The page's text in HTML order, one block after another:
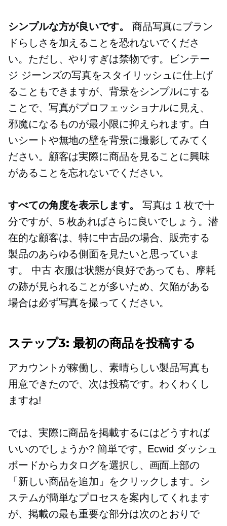
シンプルな方が良いです。
商品写真にブラン
ドらしさを加えることを恐れないでくださ
い。ただし、やりすぎは禁物です。ビンテー
ジ ジーンズの写真をスタイリッシュに仕上げ
ることもできますが、背景をシンプルにする
ことで、写真がプロフェッショナルに見え、
邪魔になるものが最小限に抑えられます。白
いシートや無地の壁を背景に撮影してみてく
ださい。顧客は実際に商品を見ることに興味
があることを忘れないでください。
すべての角度を表示します。 写真は 1 枚で十
分ですが、5 枚あればさらに良いでしょう。潜
在的な顧客は、特に中古品の場合、販売する
製品のあらゆる側面を見たいと思っていま
す。 中古衣服は状態が良好であっても、摩耗
の跡が見られることが多いため、欠陥がある
場合は必ず写真を撮ってください。
ステップ3: 最初の商品を投稿する
アカウントが稼働し、素晴らしい製品写真も
用意できたので、次は投稿です。わくわくし
ますね!
では、実際に商品を掲載するにはどうすれば
いいのでしょうか? 簡単です。Ecwid ダッシュ
ボードからカタログを選択し、画面上部の
「新しい商品を追加」をクリックします。シ
ステムが簡単なプロセスを案内してくれます
が、掲載の最も重要な部分は次のとおりで